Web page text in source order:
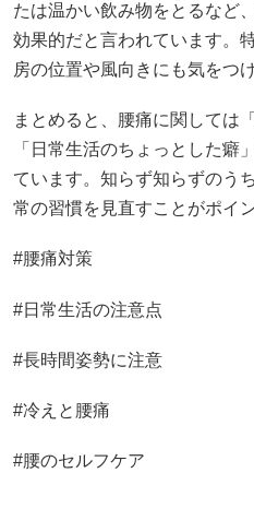
たは温かい飲み物をとるなど
効果的だと言われています。
房の位置や風向きにも気をつ
まとめると、腰痛に関しては
「日常生活のちょっとした癖
ています。知らず知らずのう
常の習慣を見直すことがポイ
#腰痛対策
#日常生活の注意点
#長時間姿勢に注意
#冷えと腰痛
#腰のセルフケア